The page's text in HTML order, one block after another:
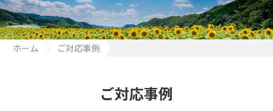
ホーム
ご対応事例
ご対応事例